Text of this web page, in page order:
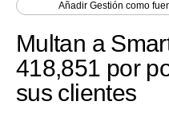
Economía
Mercados
AñadirGestión como
Multan a
418,851 por
sus clientes